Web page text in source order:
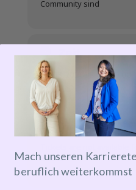
Community sind
Zeit
04.03.2026 18:00-19:00
Event-Ticket
event!
Mach unseren
beruflich weiterkommst